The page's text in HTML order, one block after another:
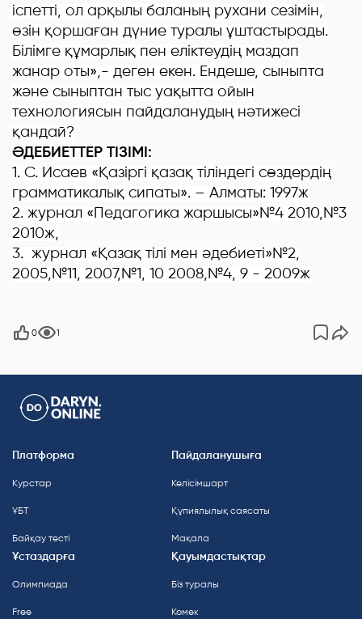
іспетті, ол арқылы баланың рухани сезімін,
өзін қоршаған дүние туралы ұштастырады.
Білімге құмарлық пен еліктеудің маздап
жанар оты»,- деген екен. Ендеше, сыныпта
және сыныптан тыс уақытта ойын
технологиясын пайдаланудың нәтижесі
қандай?
ӘДЕБИЕТТЕР ТІЗІМІ:
1. С. Исаев «Қазіргі қазақ тіліндегі сөздердің
грамматикалық сипаты». – Алматы: 1997ж
2. журнал «Педагогика жаршысы»№4 2010,№3
2010ж,
3. журнал «Қазақ тілі мен әдебиеті»№2,
2005,№11, 2007,№1, 10 2008,№4, 9 - 2009ж
0 1
Платформа
Курстар
ҰБТ
Байқау тесті
Пайдаланушыға
Келісімшарт
Құпиялылық саясаты
Мақала
Ұстаздарға
Олимпиада
Free
Қауымдастықтар
Біз туралы
Көмек